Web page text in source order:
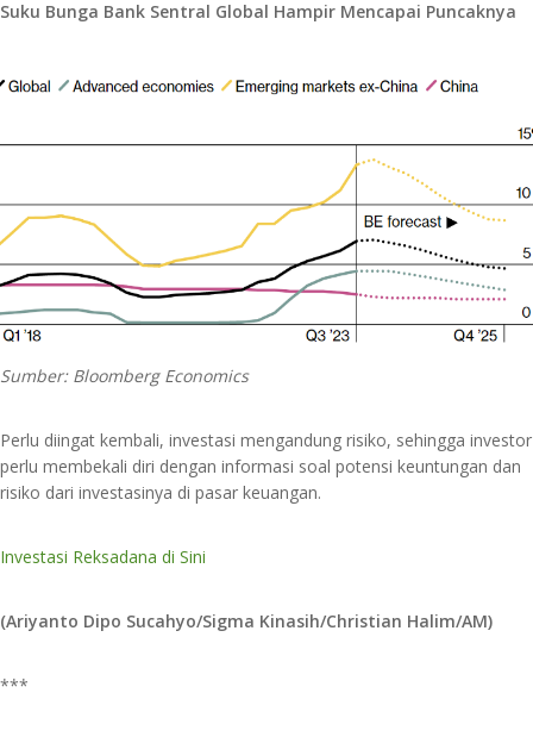
Suku Bunga Bank Sentral Global Hampir Mencapai Puncaknya
Sumber: Bloomberg Economics
Perlu diingat kembali, investasi mengandung risiko, sehingga investor
perlu membekali diri dengan informasi soal potensi keuntungan dan
risiko dari investasinya di pasar keuangan.
Investasi Reksadana di Sini
(Ariyanto Dipo Sucahyo/Sigma Kinasih/Christian Halim/AM)
***